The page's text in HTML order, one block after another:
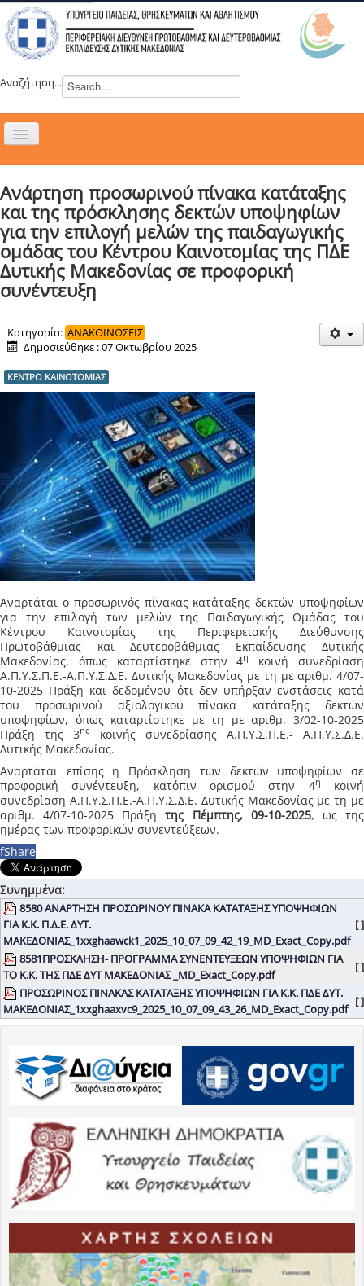
Αναζήτηση...
Εναλλαγή
ΝΕΑ
ΣΥΜΒΟΥΛΙΑ
ΕΥΡΩΠΑΪΚΑ ΠΡΟΓΡΑΜΜΑΤΑ
ΜΑΘΗΤΕΙΑ
ΕΠΙΚΟΙΝΩΝΙΑ
Ανάρτηση προσωρινού πίνακα κατάταξης
και της πρόσκλησης δεκτών υποψηφίων
για την επιλογή μελών της παιδαγωγικής
ομάδας του Κέντρου Καινοτομίας της ΠΔΕ
Δυτικής Μακεδονίας σε προφορική
συνέντευξη
Κατηγορία: ΑΝΑΚΟΙΝΩΣΕΙΣ
Δημοσιεύθηκε : 07 Οκτωβρίου 2025
ΚΕΝΤΡΟ ΚΑΙΝΟΤΟΜΙΑΣ
Αναρτάται ο προσωρινός πίνακας κατάταξης δεκτών υποψηφίων
για την επιλογή των μελών της Παιδαγωγικής Ομάδας του
Κέντρου Καινοτομίας της Περιφερειακής Διεύθυνσης
Πρωτοβάθμιας και Δευτεροβάθμιας Εκπαίδευσης Δυτικής
Μακεδονίας, όπως καταρτίστηκε στην 4η
κοινή συνεδρίαση
Α.Π.Υ.Σ.Π.Ε.-Α.Π.Υ.Σ.Δ.Ε. Δυτικής Μακεδονίας με τη με αριθμ. 4/07-
10-2025 Πράξη και δεδομένου ότι δεν υπήρξαν ενστάσεις κατά
του προσωρινού αξιολογικού πίνακα κατάταξης δεκτών
υποψηφίων, όπως καταρτίστηκε με τη με αριθμ. 3/02-10-2025
Πράξη της 3ης
κοινής συνεδρίασης Α.Π.Υ.Σ.Π.Ε.- Α.Π.Υ.Σ.Δ.Ε.
Δυτικής Μακεδονίας.
Αναρτάται επίσης η Πρόσκληση των δεκτών υποψηφίων σε
προφορική συνέντευξη, κατόπιν ορισμού στην 4η
κοινή
συνεδρίαση Α.Π.Υ.Σ.Π.Ε.-Α.Π.Υ.Σ.Δ.Ε. Δυτικής Μακεδονίας με τη με
αριθμ. 4/07-10-2025 Πράξητης Πέμπτης, 09-10-2025, ως της
ημέρας των προφορικών συνεντεύξεων.
fShare
Συνημμένα:
8580 ΑΝΑΡΤΗΣΗ ΠΡΟΣΩΡΙΝΟΥ ΠΙΝΑΚΑ ΚΑΤΑΤΑΞΗΣ ΥΠΟΨΗΦΙΩΝ
ΓΙΑ Κ.Κ. Π.Δ.Ε. ΔΥΤ.
ΜΑΚΕΔΟΝΙΑΣ_1xxghaawck1_2025_10_07_09_42_19_MD_Exact_Copy.pdf
[ ]
8581ΠΡΟΣΚΛΗΣΗ- ΠΡΟΓΡΑΜΜΑ ΣΥΝΕΝΤΕΥΞΕΩΝ ΥΠΟΨΗΦΙΩΝ ΓΙΑ
ΤΟ Κ.Κ. ΤΗΣ ΠΔΕ ΔΥΤ ΜΑΚΕΔΟΝΙΑΣ _MD_Exact_Copy.pdf
[ ]
ΠΡΟΣΩΡΙΝΟΣ ΠΙΝΑΚΑΣ ΚΑΤΑΤΑΞΗΣ ΥΠΟΨΗΦΙΩΝ ΓΙΑ Κ.Κ. ΠΔΕ ΔΥΤ.
ΜΑΚΕΔΟΝΙΑΣ_1xxghaaxvc9_2025_10_07_09_43_26_MD_Exact_Copy.pdf
[ ]